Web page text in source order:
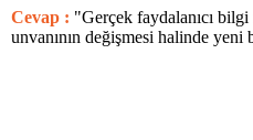
Cevap : "Gerçek faydalanıcı
unvanının değişmesi halinde